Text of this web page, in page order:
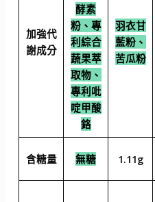
加強代
謝成分
酵素
粉、專
利綜合
蔬果萃
取物、
專利吡
啶甲酸
鉻
羽衣甘
藍粉、
苦瓜粉
含糖量 無糖 1.11g